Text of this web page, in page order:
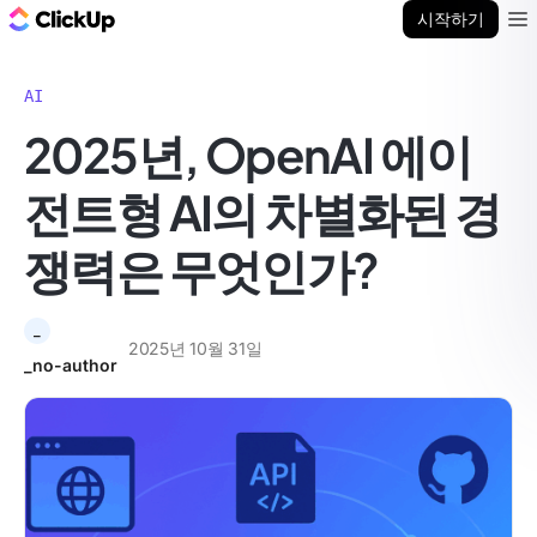
시작하기
AI
2025년, OpenAI 에이
전트형 AI의 차별화된 경
쟁력은 무엇인가?
_no-author
2025년 10월 31일